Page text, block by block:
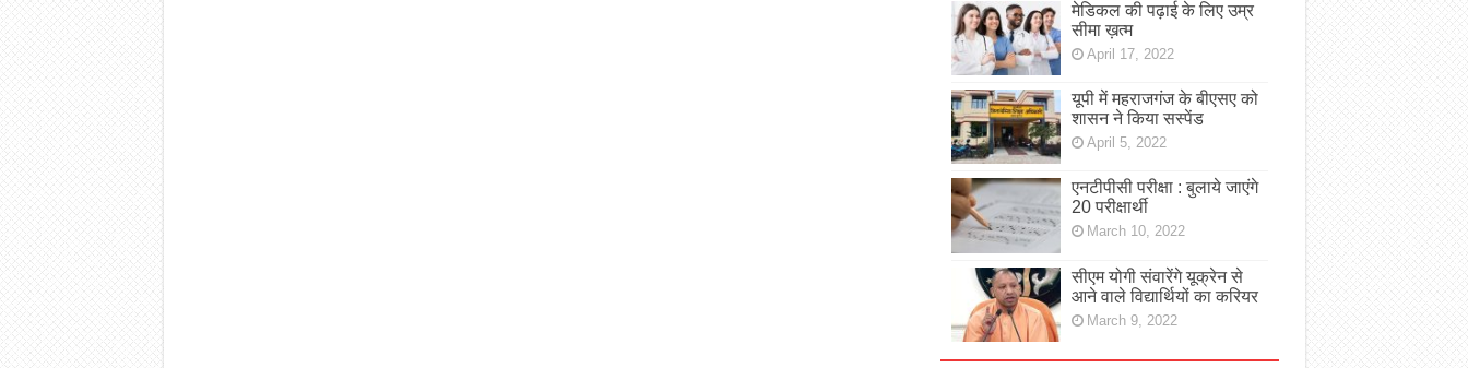
मेडिकल की पढ़ाई के लिए उम्र
सीमा ख़त्म
April 17, 2022
यूपी में महराजगंज के बीएसए को
शासन ने किया सस्पेंड
April 5, 2022
एनटीपीसी परीक्षा : बुलाये जाएंगे
20 परीक्षार्थी
March 10, 2022
सीएम योगी संवारेंगे यूक्रेन से
आने वाले विद्यार्थियों का करियर
March 9, 2022